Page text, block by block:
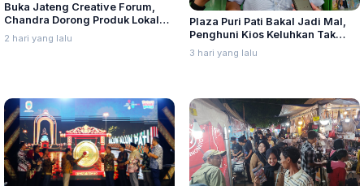
Buka Jateng Creative Forum,
Chandra Dorong Produk Lokal
Pati Naik Kelas
2 hari yang lalu
Plaza Puri Pati Bakal Jadi Mal,
Penghuni Kios Keluhkan Tak
Diajak Dialog
3 hari yang lalu